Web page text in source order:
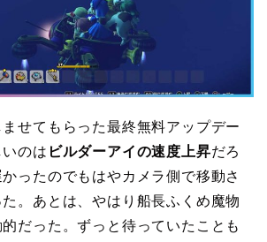
せてもらった最終無料アップデー
いのは ビルダーアイの速度上昇だろ
ったのでもはやカメラ側で移動さ
。あとは、やはり船長ふくめ魔物
だった。ずっと待っていたことも